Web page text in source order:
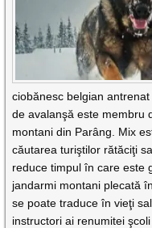
ciobănesc belgian
de avalanşă este membru
montani din Parâng. Mix
căutarea turiştilor rătăciţi
reduce timpul în care este
jandarmi montani plecată
se poate traduce în vieţi
instructori ai renumitei